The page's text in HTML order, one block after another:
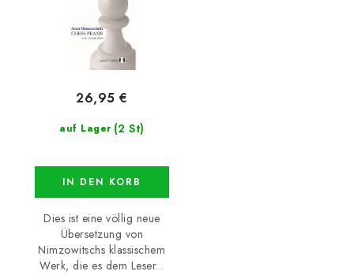
auf Lager (2 St)
26,95 €
IN DEN KORB
Dies ist eine völlig neue
Übersetzung von
Nimzowitschs klassischem
Werk, die es dem Leser...